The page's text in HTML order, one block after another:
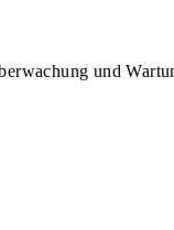
und